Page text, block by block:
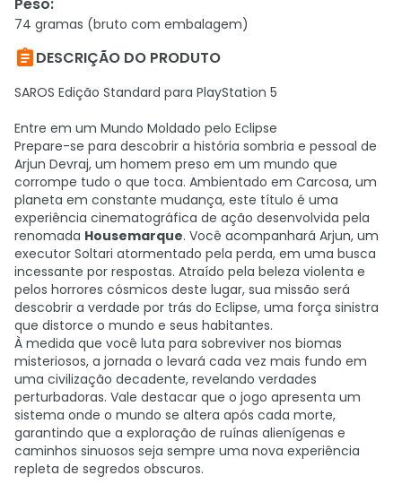
74 gramas (bruto com embalagem)
DESCRIÇÃO DO PRODUTO
SAROS Edição Standard para PlayStation 5
Entre em um Mundo Moldado pelo Eclipse
Prepare-se para descobrir a história sombria e pessoal de
Arjun Devraj, um homem preso em um mundo que
corrompe tudo o que toca. Ambientado em Carcosa, um
planeta em constante mudança, este título é uma
experiência cinematográfica de ação desenvolvida pela
renomada Housemarque. Você acompanhará Arjun, um
executor Soltari atormentado pela perda, em uma busca
incessante por respostas. Atraído pela beleza violenta e
pelos horrores cósmicos deste lugar, sua missão será
descobrir a verdade por trás do Eclipse, uma força sinistra
que distorce o mundo e seus habitantes.
À medida que você luta para sobreviver nos biomas
misteriosos, a jornada o levará cada vez mais fundo em
uma civilização decadente, revelando verdades
perturbadoras. Vale destacar que o jogo apresenta um
sistema onde o mundo se altera após cada morte,
garantindo que a exploração de ruínas alienígenas e
caminhos sinuosos seja sempre uma nova experiência
repleta de segredos obscuros.